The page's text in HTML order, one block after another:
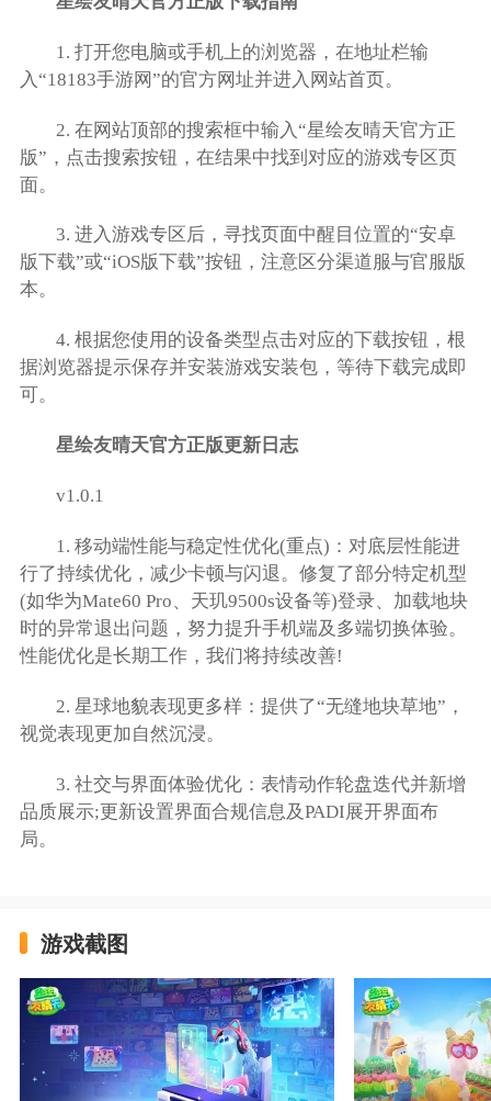
1. 打开您电脑或手机上的浏览器，在地址栏输
入“18183手游网”的官方网址并进入网站首页。
2. 在网站顶部的搜索框中输入“星绘友晴天官方正
版”，点击搜索按钮，在结果中找到对应的游戏专区页
面。
3. 进入游戏专区后，寻找页面中醒目位置的“安卓
版下载”或“iOS版下载”按钮，注意区分渠道服与官服版
本。
4. 根据您使用的设备类型点击对应的下载按钮，根
据浏览器提示保存并安装游戏安装包，等待下载完成即
可。
星绘友晴天官方正版更新日志
v1.0.1
1. 移动端性能与稳定性优化(重点)：对底层性能进
行了持续优化，减少卡顿与闪退。修复了部分特定机型
(如华为Mate60 Pro、天玑9500s设备等)登录、加载地块
时的异常退出问题，努力提升手机端及多端切换体验。
性能优化是长期工作，我们将持续改善!
2. 星球地貌表现更多样：提供了“无缝地块草地”，
视觉表现更加自然沉浸。
3. 社交与界面体验优化：表情动作轮盘迭代并新增
品质展示;更新设置界面合规信息及PADI展开界面布
局。
游戏截图